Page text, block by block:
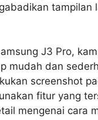
J3 Pro,
mudah dan
screenshot
fitur yang
mengenai cara